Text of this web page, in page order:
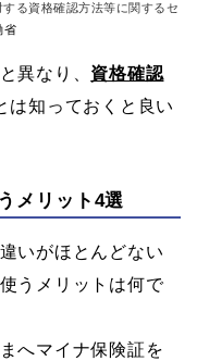
る資格確認方法等に関するセ
省
異なり、 資格確認
は知っておくと良い
メリット4選
いがほとんどない
うメリットは何で
へマイナ保険証を